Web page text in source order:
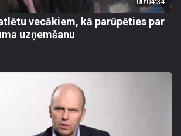
vecākiem, kā parūpēties par
uzņemšanu